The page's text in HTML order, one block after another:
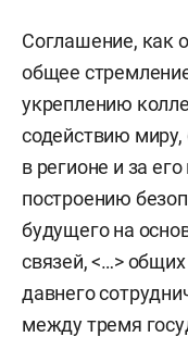
Соглашение, как
общее
укреплению
содействию миру,
в регионе и за
построению
будущего на
связей, <…> общих
давнего
между тремя